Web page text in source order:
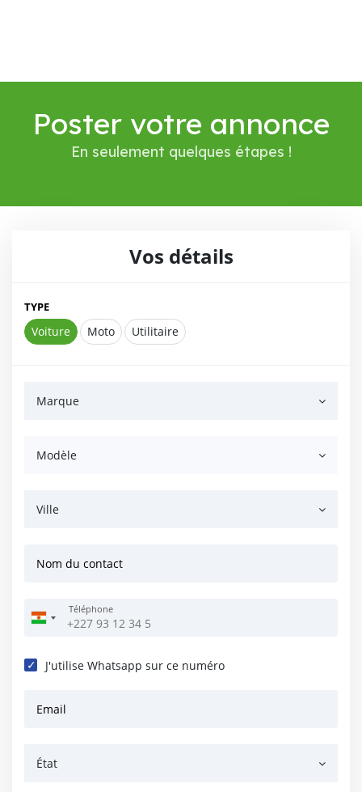
Poster votre annonce
En seulement quelques étapes !
Vos détails
TYPE
Voiture Moto Utilitaire
Marque
Modèle
Ville
Nom du contact
Téléphone
J'utilise Whatsapp sur ce numéro
Email
État